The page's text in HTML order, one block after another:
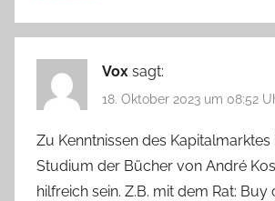
Vox sagt:
18. Oktober 2023 um 08:52
Zu Kenntnissen des Kapitalmarktes
Studium der Bücher von André
hilfreich sein. Z.B. mit dem Rat: Buy